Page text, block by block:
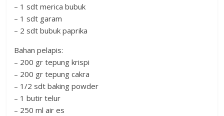
– 1 sdt merica bubuk
– 1 sdt garam
– 2 sdt bubuk paprika
Bahan pelapis:
– 200 gr tepung krispi
– 200 gr tepung cakra
– 1/2 sdt baking powder
– 1 butir telur
– 250 ml air es